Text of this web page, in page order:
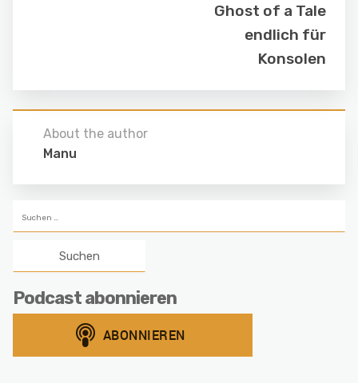
Ghost of a Tale
endlich für
Konsolen
About the author
Manu
nach:
Podcast abonnieren